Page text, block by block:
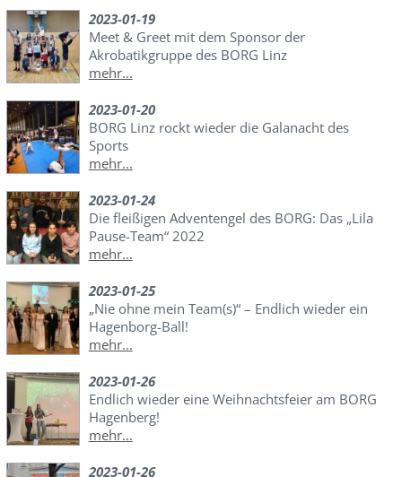
2023-01-19
Meet & Greet mit dem Sponsor der
Akrobatikgruppe des BORG Linz
mehr...
2023-01-20
BORG Linz rockt wieder die Galanacht des
Sports
mehr...
2023-01-24
Die fleißigen Adventengel des BORG: Das „Lila
Pause-Team“ 2022
mehr...
2023-01-25
„Nie ohne mein Team(s)“ – Endlich wieder ein
Hagenborg-Ball!
mehr...
2023-01-26
Endlich wieder eine Weihnachtsfeier am BORG
Hagenberg!
mehr...
2023-01-26